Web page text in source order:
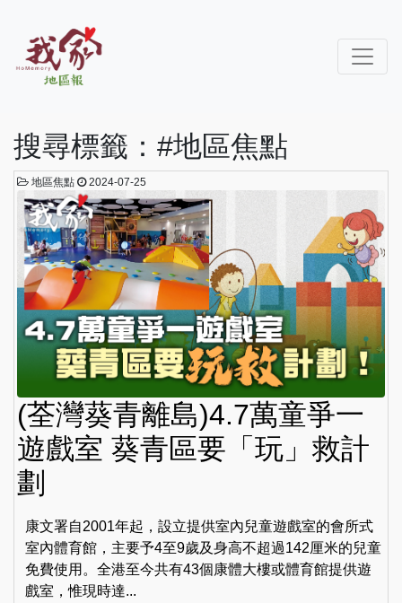
搜尋標籤：#地區焦點
地區焦點 2024-07-25
(荃灣葵青離島)4.7萬童爭一
遊戲室 葵青區要「玩」救計
劃
康文署自2001年起，設立提供室內兒童遊戲室的會所式
室內體育館，主要予4至9歲及身高不超過142厘米的兒童
免費使用。全港至今共有43個康體大樓或體育館提供遊
戲室，惟現時達...